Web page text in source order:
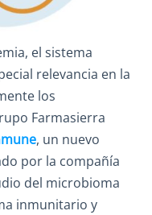
el sistema
relevancia en la
los
Farmasierra
, un nuevo
por la compañía
del microbioma
inmunitario y